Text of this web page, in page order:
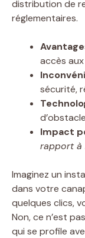
distribution de
réglementaires.
accès
sécurité,
Impact
rapport à
Imaginez un
dans votre
quelques clics,
Non, ce n’est
qui se profile